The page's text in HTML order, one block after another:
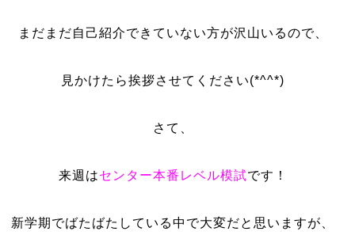
まだまだ自己紹介できていない方が沢山いるので、
見かけたら挨拶させてください(*^^*)
さて、
来週はセンター本番レベル模試です！
新学期でばたばたしている中で大変だと思いますが、